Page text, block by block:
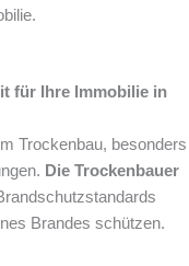
für Ihre Immobilie in
Trockenbau, besonders
Die Trockenbauer
Brandes schützen.